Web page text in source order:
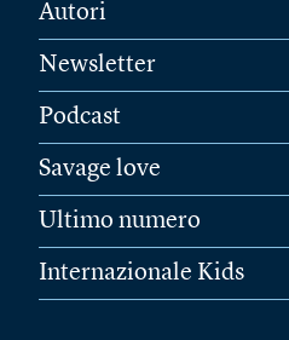
Autori
Newsletter
Podcast
Savage love
Ultimo numero
Internazionale Kids